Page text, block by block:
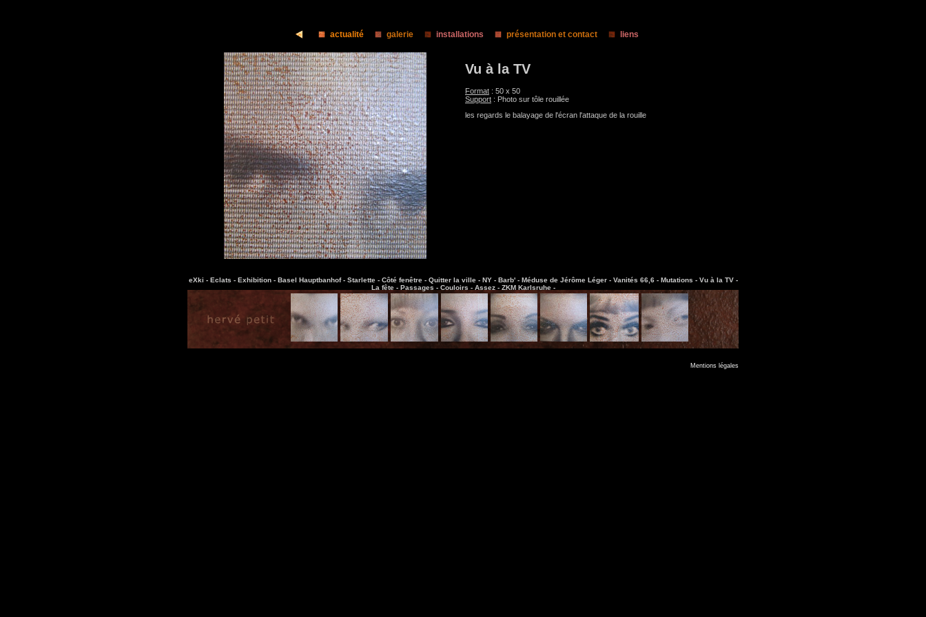
actualité galerie installations présentation et contact liens
Vu à la TV
Format : 50 x 50
Support : Photo sur tôle rouillée
les regards le balayage de l'écran l'attaque de la rouille
eXki - Eclats - Exhibition - Basel Hauptbanhof - Starlette - Côté fenêtre - Quitter la ville - NY - Barb' - Méduse de Jérôme Léger - Vanités 66,6 - Mutations - Vu à la TV -
La fête - Passages - Couloirs - Assez - ZKM Karlsruhe -
Mentions légales